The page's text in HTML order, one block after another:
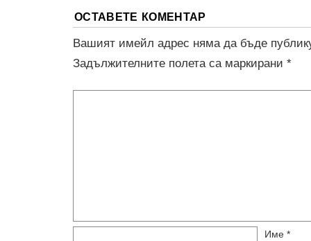
ОСТАВЕТЕ КОМЕНТАР
Вашият имейл адрес няма да бъде
Задължителните полета са маркирани *
Име *